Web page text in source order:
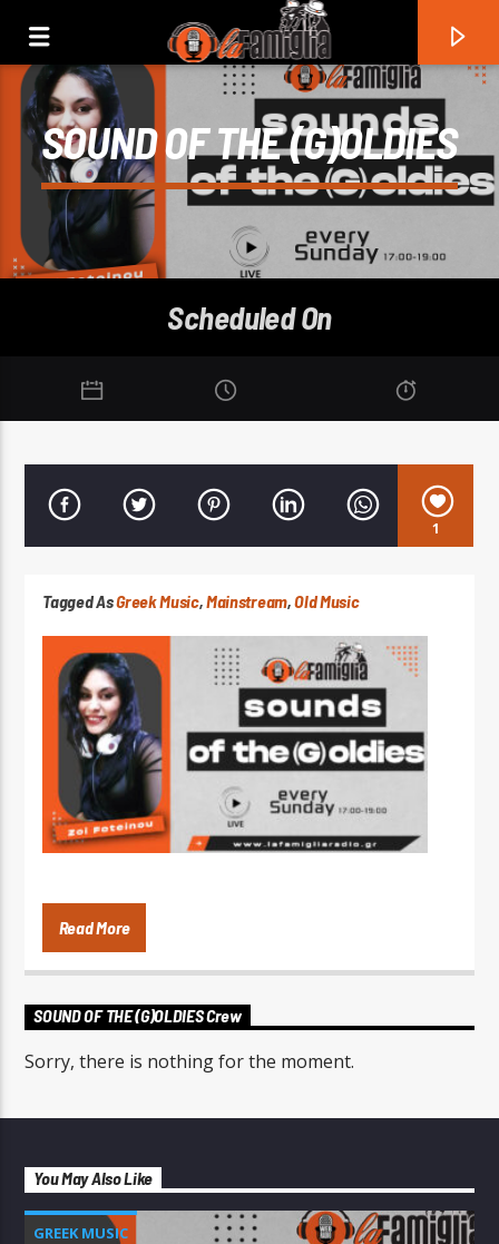
Current Track
Title
LA FAMIGLIA RADIO
LA FAMIGLIA ΝΗΣΙΩΤΙΚΑ
SOUND OF THE (G)OLDIES
Scheduled On
1
Tagged AsGreek Music,Mainstream,Old Music
Read More
SOUND OF THE (G)OLDIES Crew
Sorry, there is nothing for the moment.
You May Also Like
GREEK MUSIC